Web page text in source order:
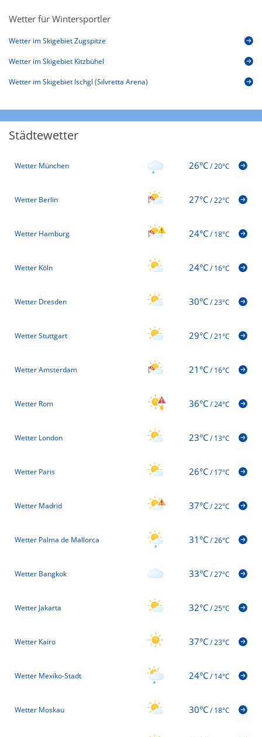
Wetter für Wintersportler
Wetter im Skigebiet Zugspitze
Wetter im Skigebiet Kitzbühel
Wetter im Skigebiet Ischgl (Silvretta Arena)
Städtewetter
Wetter München 26°C/20°C
Wetter Berlin 27°C/22°C
Wetter Hamburg 24°C/18°C
Wetter Köln 24°C/16°C
Wetter Dresden 30°C/23°C
Wetter Stuttgart 29°C/21°C
Wetter Amsterdam 21°C/16°C
Wetter Rom 36°C/24°C
Wetter London 23°C/13°C
Wetter Paris 26°C/17°C
Wetter Madrid 37°C/22°C
Wetter Palma de Mallorca 31°C/26°C
Wetter Bangkok 33°C/27°C
Wetter Jakarta 32°C/25°C
Wetter Kairo 37°C/23°C
Wetter Mexiko-Stadt 24°C/14°C
Wetter Moskau 30°C/18°C